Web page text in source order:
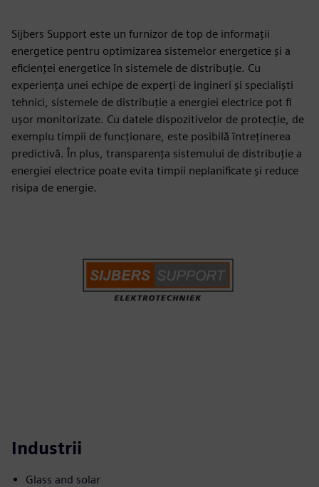
Sijbers Support este un furnizor de top de informații
energetice pentru optimizarea sistemelor energetice și a
eficienței energetice în sistemele de distribuție. Cu
experiența unei echipe de experți de ingineri și specialiști
tehnici, sistemele de distribuție a energiei electrice pot fi
ușor monitorizate. Cu datele dispozitivelor de protecție, de
exemplu timpii de funcționare, este posibilă întreținerea
predictivă. În plus, transparența sistemului de distribuție a
energiei electrice poate evita timpii neplanificate și reduce
risipa de energie.
Industrii
Glass and solar